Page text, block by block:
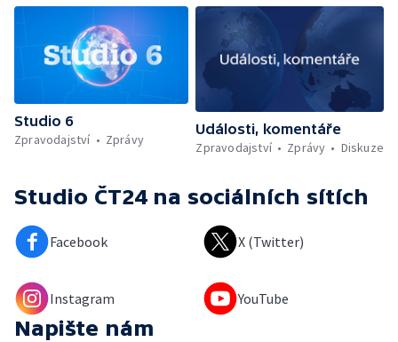
Studio 6
Zpravodajství
Zprávy
Události, komentáře
Zpravodajství
Zprávy Diskuze
Studio ČT24 na sociálních sítích
Facebook X (Twitter)
Instagram YouTube
Napište nám